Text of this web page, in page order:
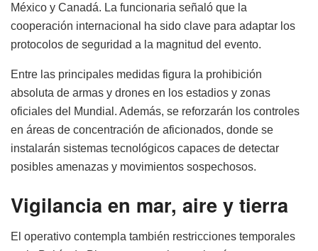
México y Canadá. La funcionaria señaló que la
cooperación internacional ha sido clave para adaptar los
protocolos de seguridad a la magnitud del evento.
Entre las principales medidas figura la prohibición
absoluta de armas y drones en los estadios y zonas
oficiales del Mundial. Además, se reforzarán los controles
en áreas de concentración de aficionados, donde se
instalarán sistemas tecnológicos capaces de detectar
posibles amenazas y movimientos sospechosos.
Vigilancia en mar, aire y tierra
El operativo contempla también restricciones temporales